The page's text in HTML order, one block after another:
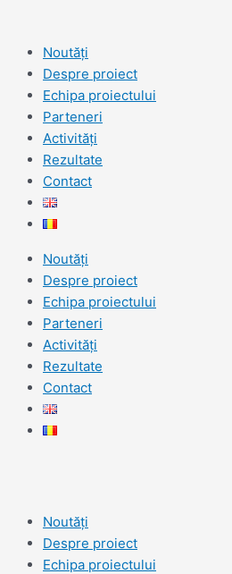
contentNoutăți
Despre proiect
Echipa proiectului
Parteneri
Activități
Rezultate
Contact
Noutăți
Despre proiect
Echipa proiectului
Parteneri
Activități
Rezultate
Contact
Noutăți
Despre proiect
Echipa proiectului